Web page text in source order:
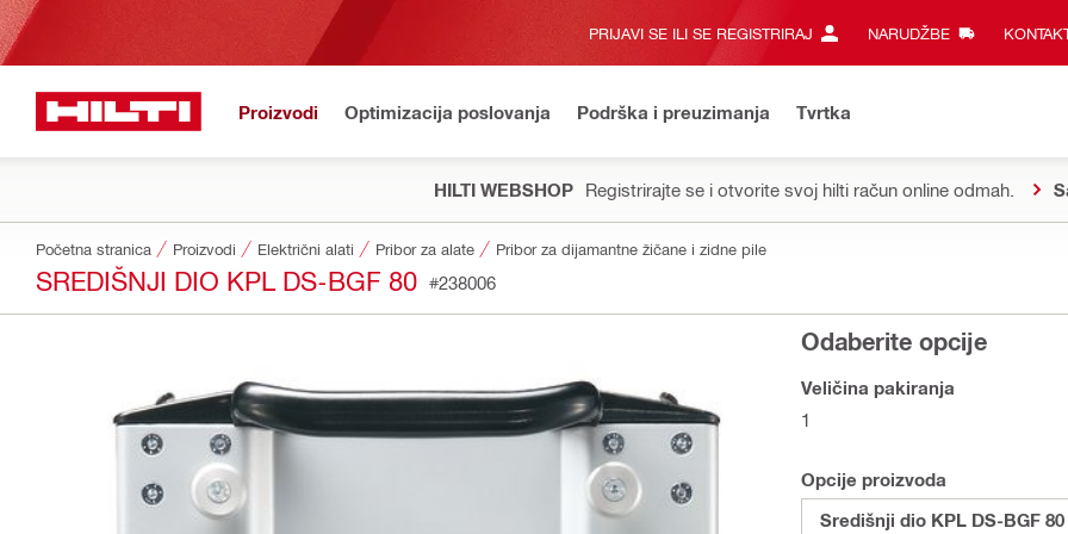
PRIJAVI SE ILI SE REGISTRIRAJ NARUDŽBE
Proizvodi Optimizacija poslovanja Podrška i preuzimanja Tvrtka
HILTI WEBSHOP Registrirajte se i otvorite svoj hilti račun online odmah.
Početna stranica Proizvodi Električni alati Pribor za alate Pribor za dijamantne žičane i zidne pile
SREDIŠNJI DIO KPL DS-BGF 80 #238006
Odaberite opcije
Veličina pakiranja
1
Opcije proizvoda
Središnji dio KPL DS-BGF 80